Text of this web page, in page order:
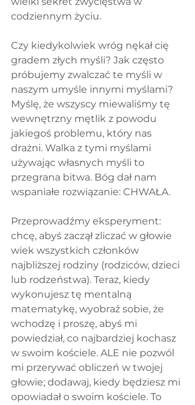
codziennym życiu.
Czy kiedykolwiek wróg nękał cię
gradem złych myśli? Jak często
próbujemy zwalczać te myśli w
naszym umyśle innymi myślami?
Myślę, że wszyscy miewaliśmy tę
wewnętrzny mętlik z powodu
jakiegoś problemu, który nas
drażni. Walka z tymi myślami
używając własnych myśli to
przegrana bitwa. Bóg dał nam
wspaniałe rozwiązanie: CHWAŁA.
Przeprowadźmy eksperyment:
chcę, abyś zaczął zliczać w głowie
wiek wszystkich członków
najbliższej rodziny (rodziców, dzieci
lub rodzeństwa). Teraz, kiedy
wykonujesz tę mentalną
matematykę, wyobraź sobie, że
wchodzę i proszę, abyś mi
powiedział, co najbardziej kochasz
w swoim kościele. ALE nie pozwól
mi przerywać obliczeń w twojej
głowie; dodawaj, kiedy będziesz mi
opowiadał o swoim kościele. To